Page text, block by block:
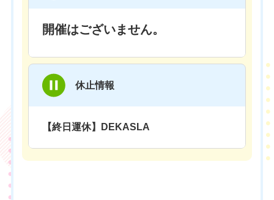
開催はございません。
休止情報
【終日運休】DEKASLA